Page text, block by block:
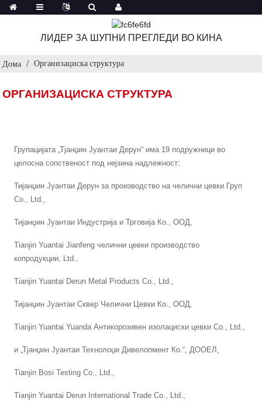
ЛИДЕР ЗА ШУПНИ ПРЕГЛЕДИ ВО КИНА
Дома Организациска структура
ОРГАНИЗАЦИСКА СТРУКТУРА
Групацијата „Тјанџин Јуантаи Дерун“ има 19 подружници во
целосна сопственост под нејзина надлежност:
Тијанџин Јуантаи Дерун за производство на челични цевки Груп
Co., Ltd.,
Тијанџин Јуантаи Индустрија и Трговија Ко., ООД,
Tianjin Yuantai Jianfeng челични цевки производство
копродукции, Ltd.,
Tianjin Yuantai Derun Metal Products Co., Ltd.,
Тијанџин Јуантаи Сквер Челични Цевки Ко., ООД,
Tianjin Yuantai Yuanda Антикорозивен изолациски цевки Co., Ltd.,
и „Тјанџин Јуантаи Технолоџи Дивелопмент Ко.“, ДООЕЛ,
Tianjin Bosi Testing Co., Ltd.,
Tianjin Yuantai Derun International Trade Co., Ltd.,